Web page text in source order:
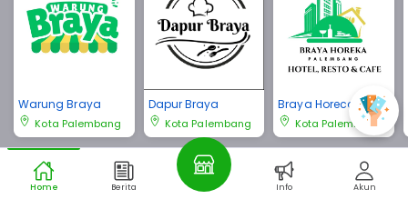
Warung Braya
Kota Palembang
Dapur Braya
Kota Palembang
Braya Horeca Pale
mbang
Kota Palembang
Braya Bali Lihat Semua
Home Berita Info Akun